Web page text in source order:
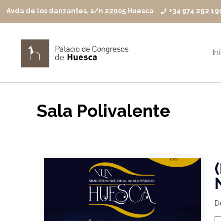
Avda de los danzantes, s/n 22005 Huesca +34 974 292
Sala Polivalente